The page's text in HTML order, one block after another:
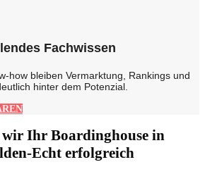
Fachwissen
how bleiben Vermarktung, Rankings und
hinter dem Potenzial.
wir Ihr Boardinghouse in
Echt erfolgreich